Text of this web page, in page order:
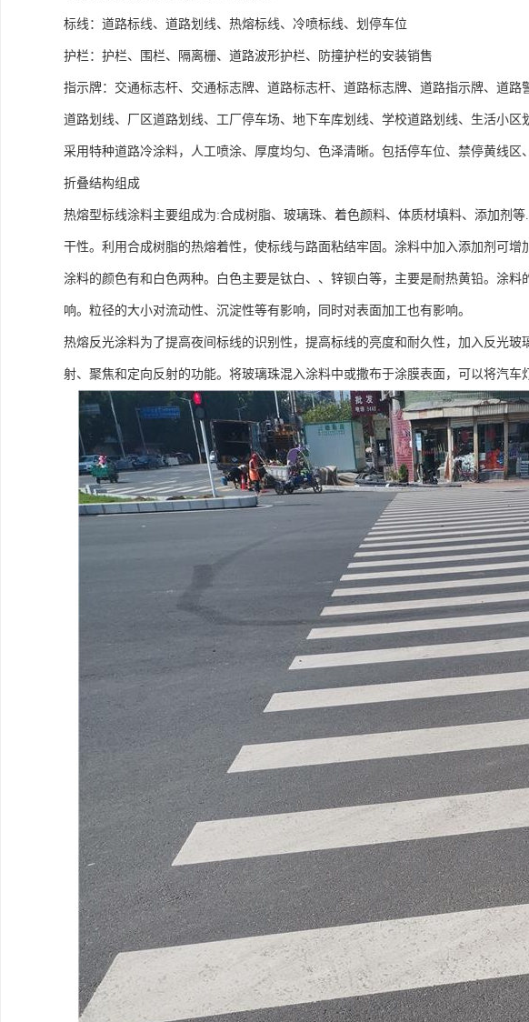
标线：道路标线、道路划线、热熔标线、冷喷标线、划停车位
护栏：护栏、围栏、隔离栅、道路波形护栏、防撞护栏的安装销售
指示牌：交通标志杆、交通标志牌、道路标志杆、道路标志牌、道路指示牌、道路
道路划线、厂区道路划线、工厂停车场、地下车库划线、学校道路划线、生活小
采用特种道路冷涂料，人工喷涂、厚度均匀、色泽清晰。包括停车位、禁停黄线区
折叠结构组成
热熔型标线涂料主要组成为:合成树脂、玻璃珠、着色颜料、体质材填料、添加剂
干性。利用合成树脂的热熔着性，使标线与路面粘结牢固。涂料中加入添加剂可
涂料的颜色有和白色两种。白色主要是钛白、、锌钡白等，主要是耐热黄铅。涂
响。粒径的大小对流动性、沉淀性等有影响，同时对表面加工也有影响。
热熔反光涂料为了提高夜间标线的识别性，提高标线的亮度和耐久性，加入反光
射、聚焦和定向反射的功能。将玻璃珠混入涂料中或撒布于涂膜表面，可以将汽车